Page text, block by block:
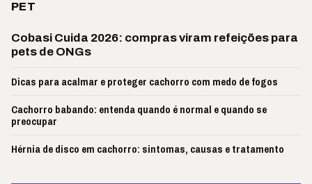
PET
Cobasi Cuida 2026: compras viram refeições para
pets de ONGs
Dicas para acalmar e proteger cachorro com medo de fogos
Cachorro babando: entenda quando é normal e quando se
preocupar
Hérnia de disco em cachorro: sintomas, causas e tratamento